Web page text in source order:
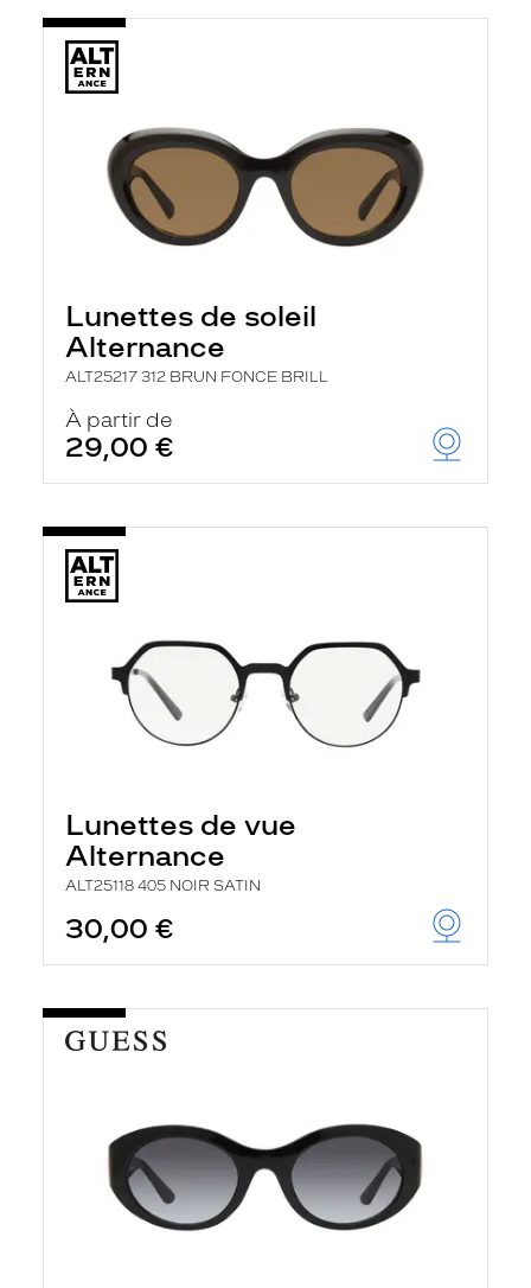
Lunettes de soleil
Alternance
ALT25217 312 BRUN FONCE BRILL
À partir de
29,00 €
Lunettes de vue
Alternance
ALT25118 405 NOIR SATIN
30,00 €